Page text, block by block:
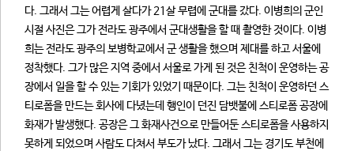
다. 그래서 그는 어렵게 살다가 21살 무렵에 군대를 갔다. 이병희의 군인
시절 사진은 그가 전라도 광주에서 군대생활을 할 때 촬영한 것이다. 이병
희는 전라도 광주의 보병학교에서 군 생활을 했으며 제대를 하고 서울에
정착했다. 그가 많은 지역 중에서 서울로 가게 된 것은 친척이 운영하는 공
장에서 일을 할 수 있는 기회가 있었기 때문이다. 그는 친척이 운영하던 스
티로폼을 만드는 회사에 다녔는데 행인이 던진 담뱃불에 스티로폼 공장에
화재가 발생했다. 공장은 그 화재사건으로 만들어둔 스티로폼을 사용하지
못하게 되었으며 사람도 다쳐서 부도가 났다. 그래서 그는 경기도 부천에